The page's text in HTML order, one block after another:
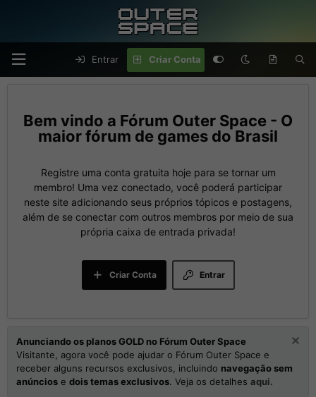
Entrar Criar Conta
Fórum Outer Space - O
maior fórum de games do Brasil
Registre uma conta gratuita hoje para se tornar um
membro! Uma vez conectado, você poderá participar
neste site adicionando seus próprios tópicos e postagens,
além de se conectar com outros membros por meio de sua
própria caixa de entrada privada!
Entrar
Criar Conta
Anunciando os planos GOLD no Fórum Outer Space
Visitante, agora você pode ajudar o Fórum Outer Space e
receber alguns recursos exclusivos, incluindo navegação sem
anúncios e dois temas exclusivos. Veja os detalhes aqui.